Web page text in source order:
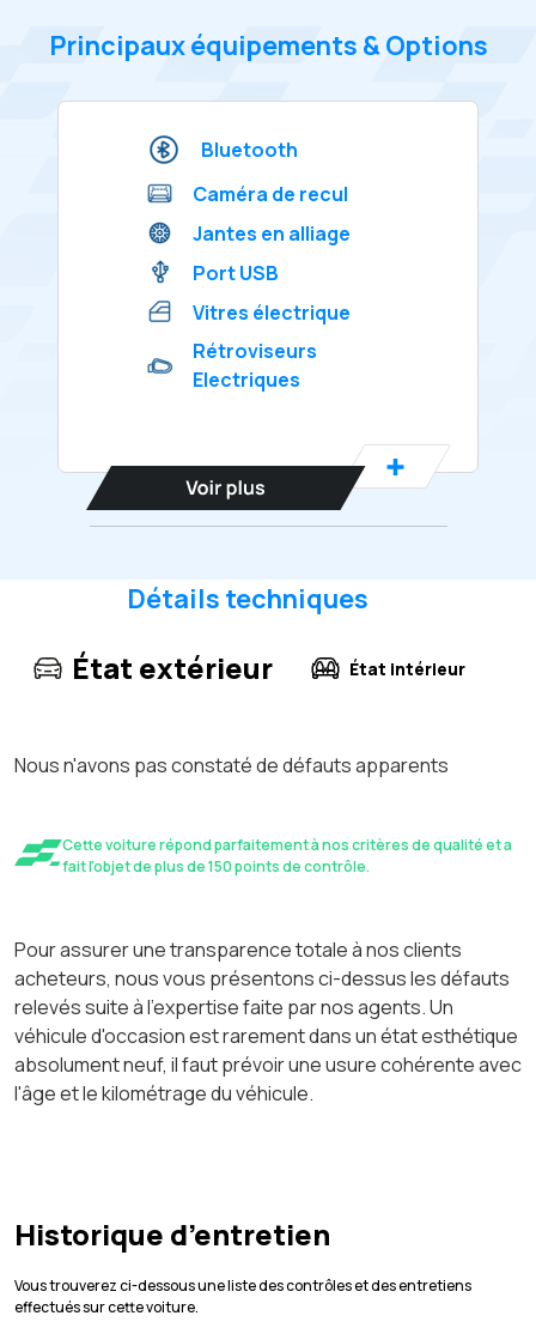
Principaux équipements & Options
Bluetooth
Caméra de recul
Jantes en alliage
Port USB
Vitres électrique
Rétroviseurs
Electriques
Détails techniques
État extérieur État intérieur
Nous n'avons pas constaté de défauts apparents
Cette voiture répond parfaitement à nos critères de qualité et a
fait l'objet de plus de 150 points de contrôle.
Pour assurer une transparence totale à nos clients
acheteurs, nous vous présentons ci-dessus les défauts
relevés suite à l'expertise faite par nos agents. Un
véhicule d'occasion est rarement dans un état esthétique
absolument neuf, il faut prévoir une usure cohérente avec
l'âge et le kilométrage du véhicule.
Historique d’entretien
Vous trouverez ci-dessous une liste des contrôles et des entretiens
effectués sur cette voiture.